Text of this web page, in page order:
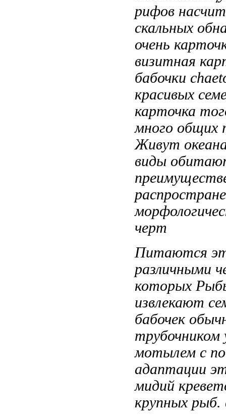
рифов
скальных
очень
визитная
бабочки
красивых
карточка
много общих
Живут
виды
черт
Питаются
различными
которых
извлекают
бабочек
трубочником
мотылем с
адаптации
мидий
крупных рыб.